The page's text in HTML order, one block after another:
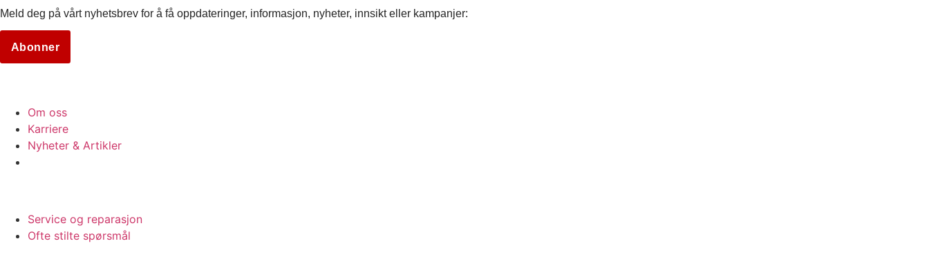
Meld deg på vårt nyhetsbrev for å få oppdateringer, informasjon, nyheter, innsikt eller kampanjer:
Abonner
Om oss
Karriere
Nyheter & Artikler
Service og reparasjon
Ofte stilte spørsmål